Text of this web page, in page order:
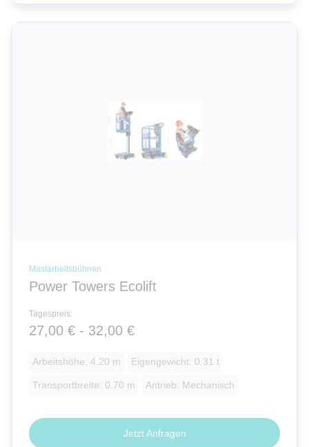
Mastarbeitsbühnen
Power Towers Ecolift
Tagespreis:
27,00 € - 32,00 €
Arbeitshöhe: 4.20 m Eigengewicht: 0.31 t
Transportbreite: 0.70 m Antrieb: Mechanisch
Jetzt Anfragen